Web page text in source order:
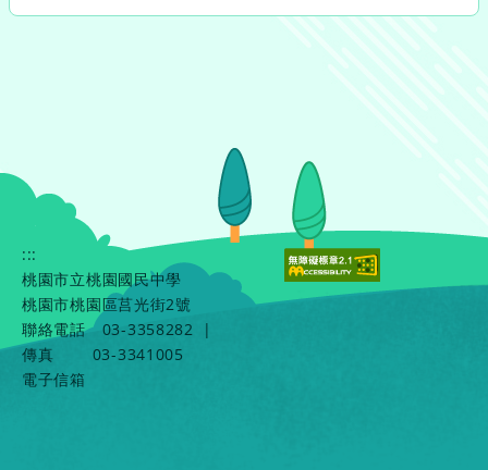
:::
桃園市立桃園國民中學
桃園市桃園區莒光街2號
聯絡電話
03-3358282
|
傳真
03-3341005
電子信箱